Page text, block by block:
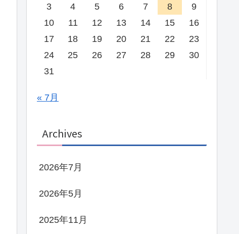
3
4 5 6 7 8
9
10
11 12 13 14 15
16
17
18 19 20 21 22
23
24
25 26 27 28 29
30
31
« 7月
Archives
2026年7月
2026年5月
2025年11月